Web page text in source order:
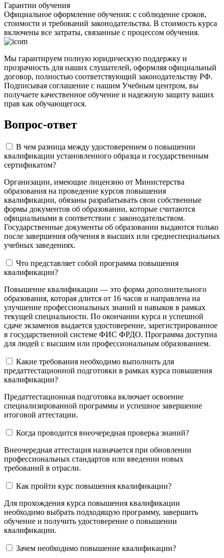
Гарантии обучения
Официальное оформление обучения: с соблюдение сроков,
стоимости и требований законодательства. В стоимость курса
включены все затраты, связанные с процессом обучения.
Мы гарантируем полную юридическую поддержку и
прозрачность для наших слушателей, оформляя официальный
договор, полностью соответствующий законодательству РФ.
Подписывая соглашение с нашим Учебным центром, вы
получаете качественное обучение и надежную защиту ваших
прав как обучающегося.
Вопрос-ответ
В чем разница между удостоверением о повышении
квалификации установленного образца и государственным
сертификатом?
Организации, имеющие лицензию от Министерства
образования на проведение курсов повышения
квалификации, обязаны разрабатывать свои собственные
формы документов об образовании, которые считаются
официальными в соответствии с законодательством.
Государственные документы об образовании выдаются только
после завершения обучения в высших или среднеспециальных
учебных заведениях.
Что представляет собой программа повышения
квалификации?
Повышение квалификации — это форма дополнительного
образования, которая длится от 16 часов и направлена на
улучшение профессиональных знаний и навыков в рамках
текущей специальности. По окончании курса и успешной
сдаче экзаменов выдается удостоверение, зарегистрированное
в государственной системе ФИС ФРДО. Программа доступна
для людей с высшим или профессиональным образованием.
Какие требования необходимо выполнить для
предаттестационной подготовки в рамках курса повышения
квалификации?
Предаттестационная подготовка включает освоение
специализированной программы и успешное завершение
итоговой аттестации.
Когда проводится внеочередная проверка знаний?
Внеочередная аттестация назначается при обновлении
профессиональных стандартов или введении новых
требований в отрасли.
Как пройти курс повышения квалификации?
Для прохождения курса повышения квалификации
необходимо выбрать подходящую программу, завершить
обучение и получить удостоверение о повышении
квалификации.
Зачем необходимо повышение квалификации?